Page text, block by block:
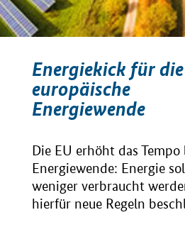
Energiekick für die
europäische
Energiewende
Die EU erhöht das Tempo
Energiewende: Energie
weniger verbraucht
hierfür neue Regeln